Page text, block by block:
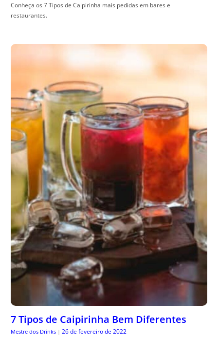
Conheça os 7 Tipos de Caipirinha mais pedidas em bares e
restaurantes.
7 Tipos de Caipirinha Bem Diferentes
Mestre dos Drinks | 26 de fevereiro de 2022